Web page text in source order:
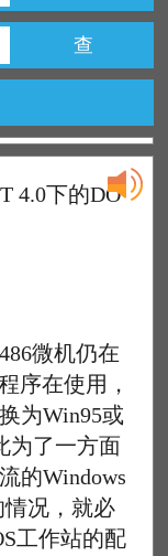
查
4.0下的DO
微机仍在
序在使用，
为Win95或
为了一方面
的Windows
况，就必
工作站的配